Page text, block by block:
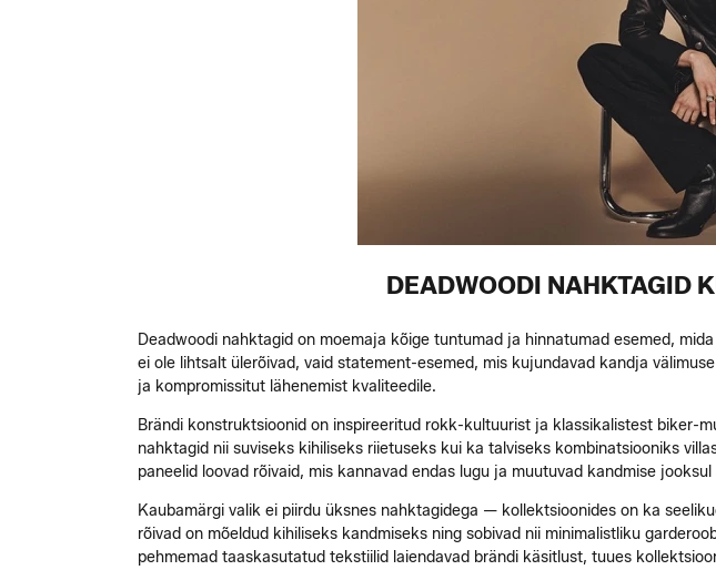
DEADWOODI NAHKTAGID
Deadwoodi nahktagid on moemaja kõige tuntumad ja hinnatumad esemed,
ei ole lihtsalt ülerõivad, vaid statement-esemed, mis kujundavad kandja
ja kompromissitut lähenemist kvaliteedile.
Brändi konstruktsioonid on inspireeritud rokk-kultuurist ja klassikalistest biker-
nahktagid nii suviseks kihiliseks riietuseks kui ka talviseks kombinatsiooniks
paneelid loovad rõivaid, mis kannavad endas lugu ja muutuvad kandmise
Kaubamärgi valik ei piirdu üksnes nahktagidega — kollektsioonides on ka
rõivad on mõeldud kihiliseks kandmiseks ning sobivad nii minimalistliku
pehmemad taaskasutatud tekstiilid laiendavad brändi käsitlust, tuues